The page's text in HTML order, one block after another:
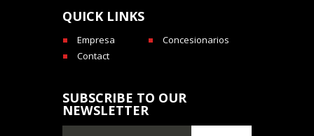
QUICK LINKS
Empresa
Concesionarios
Contact
SUBSCRIBE TO OUR
NEWSLETTER